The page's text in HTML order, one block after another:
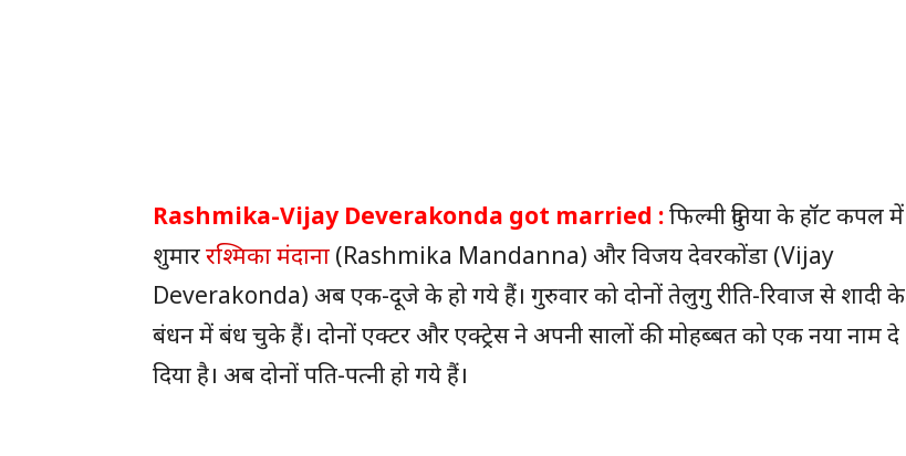
Rashmika-Vijay Deverakonda got married :फिल्मी दुनिया के हॉट कपल में
शुमाररश्मिका मंदाना (Rashmika Mandanna) और विजय देवरकोंडा (Vijay
Deverakonda) अब एक-दूजे के हो गये हैं। गुरुवार को दोनों तेलुगु रीति-रिवाज से शादी के
बंधन में बंध चुके हैं। दोनों एक्टर और एक्ट्रेस ने अपनी सालों की मोहब्बत को एक नया नाम दे
दिया है। अब दोनों पति-पत्नी हो गये हैं।